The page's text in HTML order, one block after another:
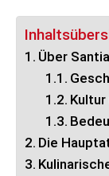
Über
Die